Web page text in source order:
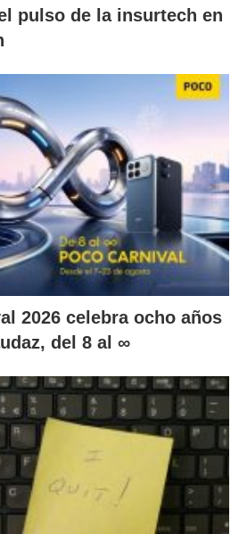
pulso de la insurtech en
2026 celebra ocho años
del 8 al ∞